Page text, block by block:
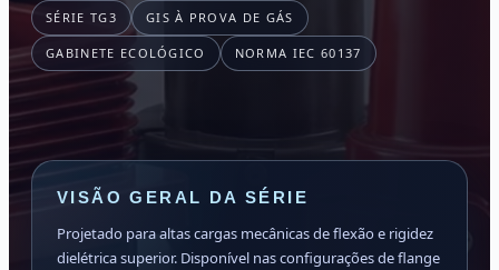
SÉRIE TG3 GIS À PROVA DE GÁS
GABINETE ECOLÓGICO NORMA IEC 60137
VISÃO GERAL DA SÉRIE
Projetado para altas cargas mecânicas de flexão e rigidez
dielétrica superior. Disponível nas configurações de flange